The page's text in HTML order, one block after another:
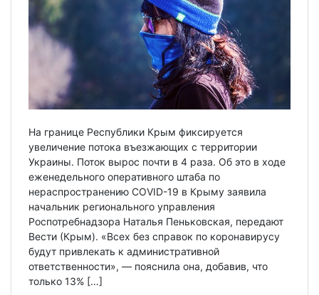
На границе Республики Крым фиксируется
увеличение потока въезжающих с территории
Украины. Поток вырос почти в 4 раза. Об это в ходе
еженедельного оперативного штаба по
нераспространению COVID-19 в Крыму заявила
начальник регионального управления
Роспотребнадзора Наталья Пеньковская, передают
Вести (Крым). «Всех без справок по коронавирусу
будут привлекать к административной
ответственности», — пояснила она, добавив, что
только 13% […]